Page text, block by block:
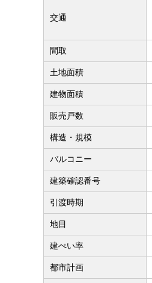
交通
間取
土地面積
建物面積
販売戸数
構造・規模
バルコニー
建築確認番号
引渡時期
地目
建ぺい率
都市計画